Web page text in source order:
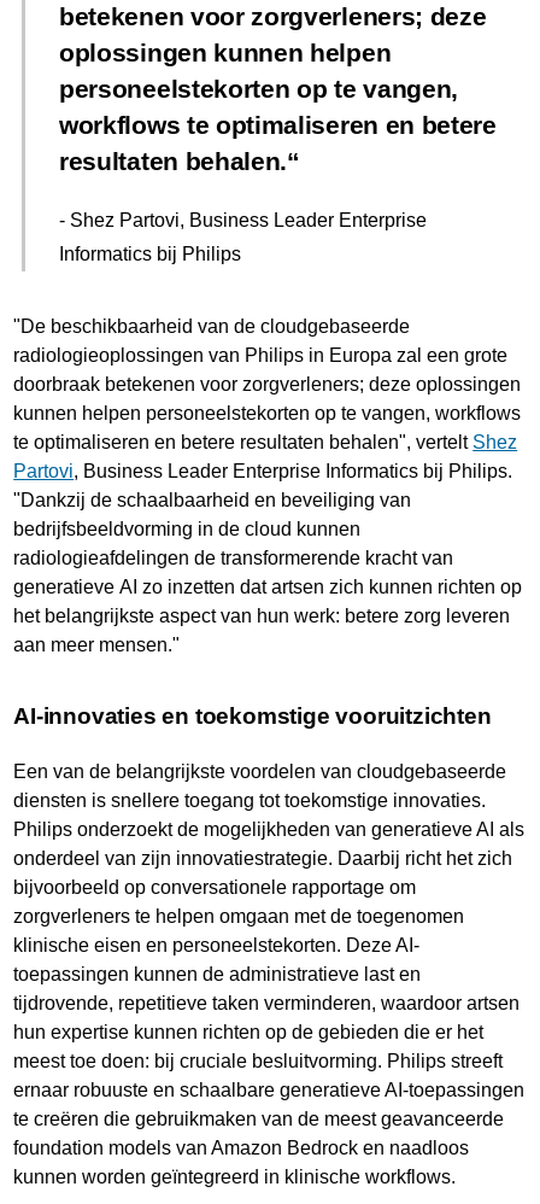
betekenen voor zorgverleners; deze
oplossingen kunnen helpen
personeelstekorten op te vangen,
workflows te optimaliseren en betere
resultaten behalen.
- Shez Partovi, Business Leader Enterprise
Informatics bij Philips
"De beschikbaarheid van de cloudgebaseerde
radiologieoplossingen van Philips in Europa zal een grote
doorbraak betekenen voor zorgverleners; deze oplossingen
kunnen helpen personeelstekorten op te vangen, workflows
te optimaliseren en betere resultaten behalen", vertelt Shez
Partovi, Business Leader Enterprise Informatics bij Philips.
"Dankzij de schaalbaarheid en beveiliging van
bedrijfsbeeldvorming in de cloud kunnen
radiologieafdelingen de transformerende kracht van
generatieve AI zo inzetten dat artsen zich kunnen richten op
het belangrijkste aspect van hun werk: betere zorg leveren
aan meer mensen."
AI-innovaties en toekomstige vooruitzichten
Een van de belangrijkste voordelen van cloudgebaseerde
diensten is snellere toegang tot toekomstige innovaties.
Philips onderzoekt de mogelijkheden van generatieve AI als
onderdeel van zijn innovatiestrategie. Daarbij richt het zich
bijvoorbeeld op conversationele rapportage om
zorgverleners te helpen omgaan met de toegenomen
klinische eisen en personeelstekorten. Deze AI-
toepassingen kunnen de administratieve last en
tijdrovende, repetitieve taken verminderen, waardoor artsen
hun expertise kunnen richten op de gebieden die er het
meest toe doen: bij cruciale besluitvorming. Philips streeft
ernaar robuuste en schaalbare generatieve AI-toepassingen
te creëren die gebruikmaken van de meest geavanceerde
foundation models van Amazon Bedrock en naadloos
kunnen worden geïntegreerd in klinische workflows.